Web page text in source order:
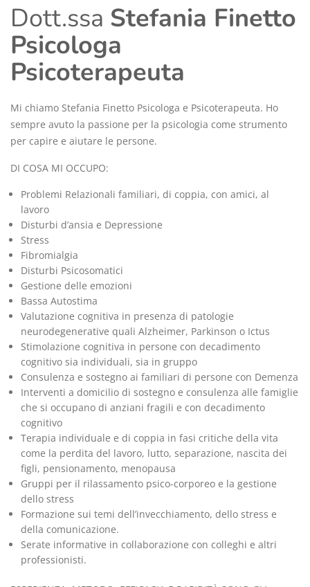
Dott.ssa Stefania Finetto
Psicologa
Psicoterapeuta
Mi chiamo Stefania Finetto Psicologa e Psicoterapeuta. Ho
sempre avuto la passione per la psicologia come strumento
per capire e aiutare le persone.
DI COSA MI OCCUPO:
Problemi Relazionali familiari, di coppia, con amici, al
lavoro
Disturbi d’ansia e Depressione
Stress
Fibromialgia
Disturbi Psicosomatici
Gestione delle emozioni
Bassa Autostima
Valutazione cognitiva in presenza di patologie
neurodegenerative quali Alzheimer, Parkinson o Ictus
Stimolazione cognitiva in persone con decadimento
cognitivo sia individuali, sia in gruppo
Consulenza e sostegno ai familiari di persone con Demenza
Interventi a domicilio di sostegno e consulenza alle famiglie
che si occupano di anziani fragili e con decadimento
cognitivo
Terapia individuale e di coppia in fasi critiche della vita
come la perdita del lavoro, lutto, separazione, nascita dei
figli, pensionamento, menopausa
Gruppi per il rilassamento psico-corporeo e la gestione
dello stress
Formazione sui temi dell’invecchiamento, dello stress e
della comunicazione.
Serate informative in collaborazione con colleghi e altri
professionisti.